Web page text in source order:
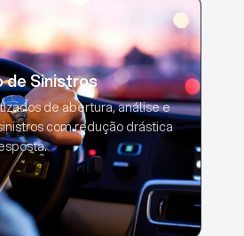
de Sinistros
de abertura, análise e
com redução drástica